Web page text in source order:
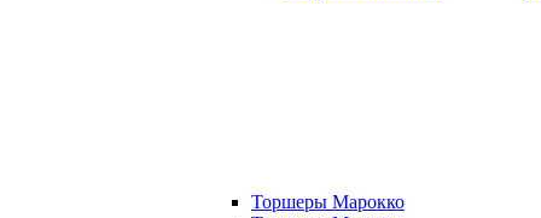
Торшеры Марокко